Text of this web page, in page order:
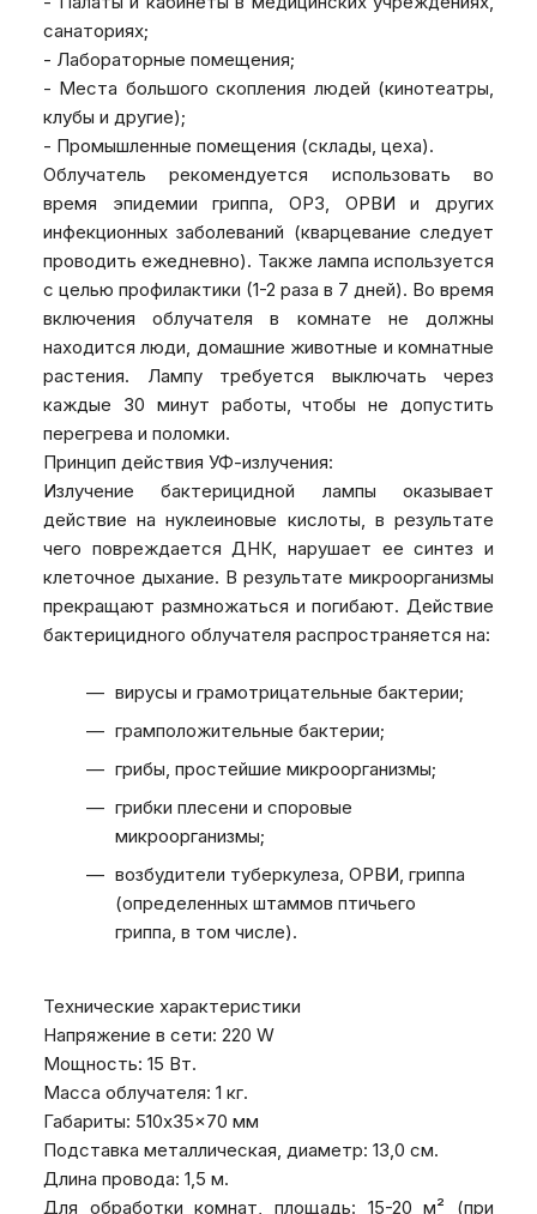
санаториях;
- Лабораторные помещения;
- Места большого скопления людей (кинотеатры,
клубы и другие);
- Промышленные помещения (склады, цеха).
Облучатель рекомендуется использовать во
время эпидемии гриппа, ОРЗ, ОРВИ и других
инфекционных заболеваний (кварцевание следует
проводить ежедневно). Также лампа используется
с целью профилактики (1-2 раза в 7 дней). Во время
включения облучателя в комнате не должны
находится люди, домашние животные и комнатные
растения. Лампу требуется выключать через
каждые 30 минут работы, чтобы не допустить
перегрева и поломки.
Принцип действия УФ-излучения:
Излучение бактерицидной лампы оказывает
действие на нуклеиновые кислоты, в результате
чего повреждается ДНК, нарушает ее синтез и
клеточное дыхание. В результате микроорганизмы
прекращают размножаться и погибают. Действие
бактерицидного облучателя распространяется на:
вирусы и грамотрицательные бактерии;
грамположительные бактерии;
грибы, простейшие микроорганизмы;
грибки плесени и споровые
микроорганизмы;
возбудители туберкулеза, ОРВИ, гриппа
(определенных штаммов птичьего
гриппа, в том числе).
Технические характеристики
Напряжение в сети: 220 W
Мощность: 15 Вт.
Масса облучателя: 1 кг.
Габариты: 510x35x70 мм
Подставка металлическая, диаметр: 13,0 см.
Длина провода: 1,5 м.
Для обработки комнат, площадь: 15-20 м² (при